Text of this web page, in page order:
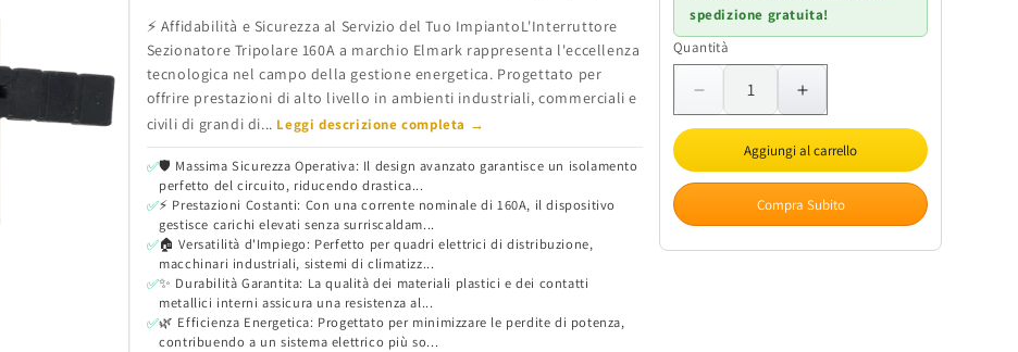
⚡ Affidabilità e Sicurezza al Servizio del Tuo ImpiantoL'Interruttore
Sezionatore Tripolare 160A a marchio Elmark rappresenta l'eccellenza
tecnologica nel campo della gestione energetica. Progettato per
offrire prestazioni di alto livello in ambienti industriali, commerciali e
civili di grandi di... Leggi descrizione completa →
✅🛡️ Massima Sicurezza Operativa: Il design avanzato garantisce un isolamento
perfetto del circuito, riducendo drastica...
✅⚡ Prestazioni Costanti: Con una corrente nominale di 160A, il dispositivo
gestisce carichi elevati senza surriscaldam...
✅🏠 Versatilità d'Impiego: Perfetto per quadri elettrici di distribuzione,
macchinari industriali, sistemi di climatizz...
✅✨ Durabilità Garantita: La qualità dei materiali plastici e dei contatti
metallici interni assicura una resistenza al...
✅🌿 Efficienza Energetica: Progettato per minimizzare le perdite di potenza,
contribuendo a un sistema elettrico più so...
spedizione gratuita!
Quantità
Quantità
Diminuisci
quantità
Interruttore
Sezionatore
Tripolare
Aumenta
quantità
per
Interruttore
Sezionatore
Tripolare
Aggiungi al carrello
Compra Subito